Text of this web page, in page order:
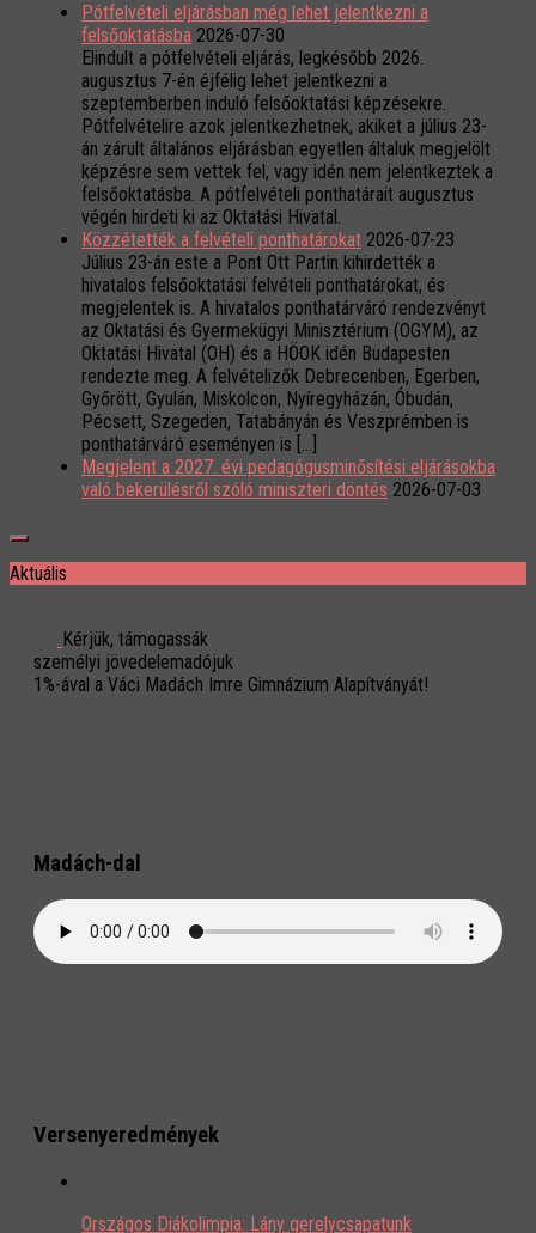
Pótfelvételi eljárásban még lehet jelentkezni a
felsőoktatásba 2026-07-30
Elindult a pótfelvételi eljárás, legkésőbb 2026.
augusztus 7-én éjfélig lehet jelentkezni a
szeptemberben induló felsőoktatási képzésekre.
Pótfelvételire azok jelentkezhetnek, akiket a július 23-
án zárult általános eljárásban egyetlen általuk megjelölt
képzésre sem vettek fel, vagy idén nem jelentkeztek a
felsőoktatásba. A pótfelvételi ponthatárait augusztus
végén hirdeti ki az Oktatási Hivatal.
Közzétették a felvételi ponthatárokat 2026-07-23
Július 23-án este a Pont Ott Partin kihirdették a
hivatalos felsőoktatási felvételi ponthatárokat, és
megjelentek is. A hivatalos ponthatárváró rendezvényt
az Oktatási és Gyermekügyi Minisztérium (OGYM), az
Oktatási Hivatal (OH) és a HÖOK idén Budapesten
rendezte meg. A felvételizők Debrecenben, Egerben,
Győrött, Gyulán, Miskolcon, Nyíregyházán, Óbudán,
Pécsett, Szegeden, Tatabányán és Veszprémben is
ponthatárváró eseményen is […]
Megjelent a 2027. évi pedagógusminősítési eljárásokba
való bekerülésről szóló miniszteri döntés 2026-07-03
Aktuális
Kérjük, támogassák
személyi jövedelemadójuk
1%-ával a Váci Madách Imre Gimnázium Alapítványát!
Madách-dal
Versenyeredmények
Országos Diákolimpia: Lány gerelycsapatunk